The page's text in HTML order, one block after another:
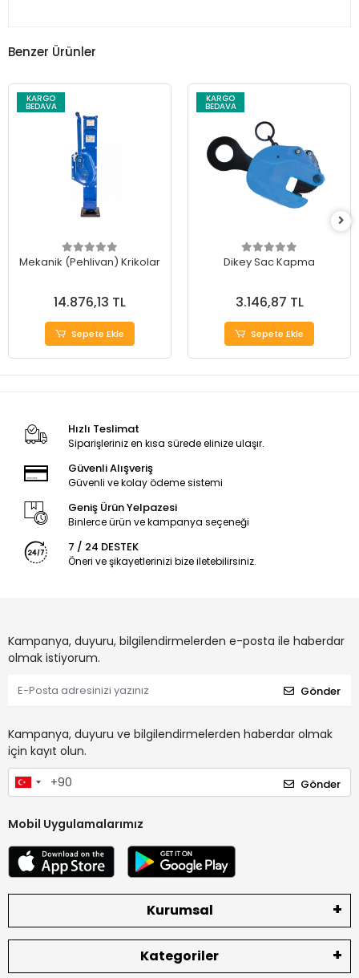
Benzer Ürünler
KARGO
BEDAVA
Mekanik (Pehlivan) Krikolar
14.876,13 TL
Sepete Ekle
KARGO
BEDAVA
Dikey Sac Kapma
3.146,87 TL
Sepete Ekle
Hızlı Teslimat
Siparişleriniz en kısa sürede elinize ulaşır.
Güvenli Alışveriş
Güvenli ve kolay ödeme sistemi
Geniş Ürün Yelpazesi
Binlerce ürün ve kampanya seçeneği
7 / 24 DESTEK
Öneri ve şikayetlerinizi bize iletebilirsiniz.
Kampanya, duyuru, bilgilendirmelerden e-posta ile haberdar
olmak istiyorum.
Gönder
Kampanya, duyuru ve bilgilendirmelerden haberdar olmak
için kayıt olun.
Gönder
Mobil Uygulamalarımız
Kurumsal
Kategoriler